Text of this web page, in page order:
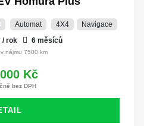
Automat 4X4
Navigace
/ rok
6 měsíců
nájmu 7500 km
Kč
bez DPH